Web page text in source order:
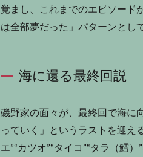
覚まし、これまでのエピソード
は全部夢だった」パターンとし
海に還る最終回説
磯野家の面々が、最終回で海に
っていく」というラストを迎え
エ”“カツオ”“タイコ”“タラ（鱈